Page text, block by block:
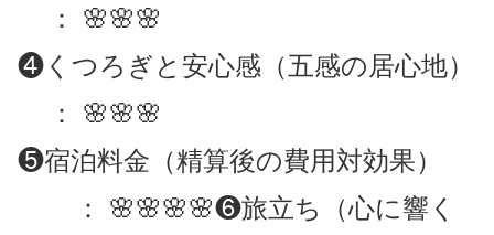
： 🌸🌸🌸
❹くつろぎと安心感（五感の居心地）
： 🌸🌸🌸
❺宿泊料金（精算後の費用対効果）
： 🌸🌸🌸🌸❻旅立ち（心に響く